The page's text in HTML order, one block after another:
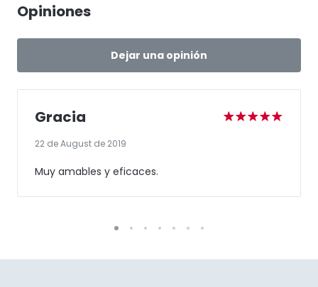
Opiniones
Dejar una opinión
Gracia
22 de August de 2019
Muy amables y eficaces.